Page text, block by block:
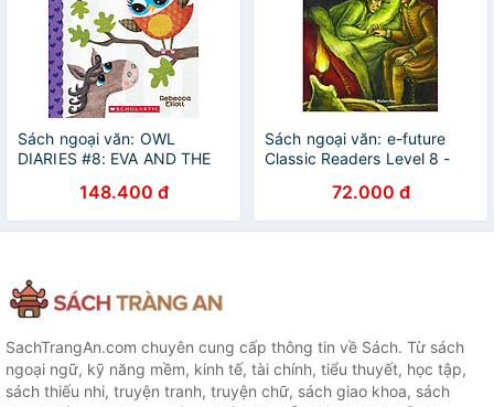
Sách ngoại văn: OWL
DIARIES #8: EVA AND THE
148.400 đ
Sách ngoại văn: e-future
Classic Readers Level 8 -
72.000 đ
SachTrangAn.com chuyên cung cấp thông tin về Sách. Từ sách
ngoại ngữ, kỹ năng mềm, kinh tế, tài chính, tiểu thuyết, học tập,
sách thiếu nhi, truyện tranh, truyện chữ, sách giao khoa, sách